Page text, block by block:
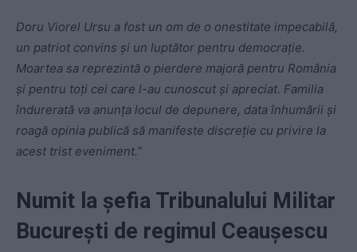
Doru Viorel Ursu a fost un om de o onestitate impecabilă,
un patriot convins și un luptător pentru democrație.
Moartea sa reprezintă o pierdere majoră pentru România
și pentru toți cei care l-au cunoscut și apreciat. Familia
îndurerată va anunța locul de depunere, data înhumării și
roagă opinia publică să manifeste discreție cu privire la
acest trist eveniment.”
Numit la șefia Tribunalului Militar
București de regimul Ceaușescu